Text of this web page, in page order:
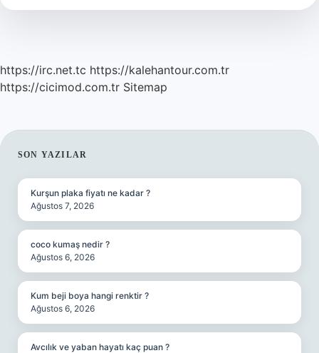
Verir
https://irc.net.tc https://kalehantour.com.tr
https://cicimod.com.tr Sitemap
SIDEBAR
SON YAZILAR
Kurşun plaka fiyatı ne kadar ?
Ağustos 7, 2026
coco kumaş nedir ?
Ağustos 6, 2026
Kum beji boya hangi renktir ?
Ağustos 6, 2026
Avcılık ve yaban hayatı kaç puan ?